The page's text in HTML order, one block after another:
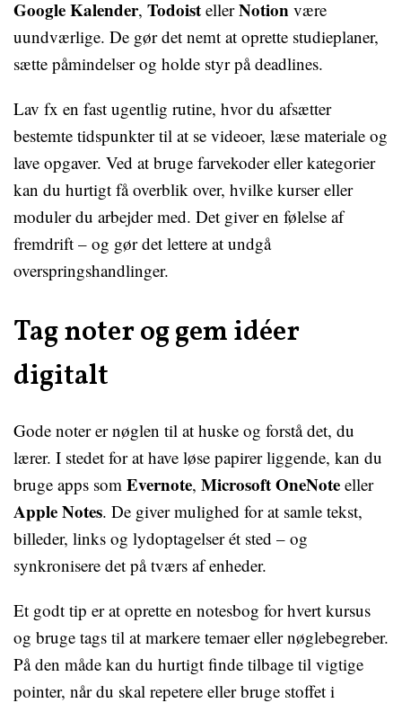
Google Kalender, Todoist ellerNotion være
uundværlige. De gør det nemt at oprette studieplaner,
sætte påmindelser og holde styr på deadlines.
Lav fx en fast ugentlig rutine, hvor du afsætter
bestemte tidspunkter til at se videoer, læse materiale og
lave opgaver. Ved at bruge farvekoder eller kategorier
kan du hurtigt få overblik over, hvilke kurser eller
moduler du arbejder med. Det giver en følelse af
fremdrift – og gør det lettere at undgå
overspringshandlinger.
Tag noter og gem idéer
digitalt
Gode noter er nøglen til at huske og forstå det, du
lærer. I stedet for at have løse papirer liggende, kan du
bruge apps som Evernote, Microsoft OneNote eller
Apple Notes. De giver mulighed for at samle tekst,
billeder, links og lydoptagelser ét sted – og
synkronisere det på tværs af enheder.
Et godt tip er at oprette en notesbog for hvert kursus
og bruge tags til at markere temaer eller nøglebegreber.
På den måde kan du hurtigt finde tilbage til vigtige
pointer, når du skal repetere eller bruge stoffet i